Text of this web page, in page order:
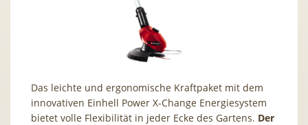
Das leichte und ergonomische Kraftpaket mit dem
innovativen Einhell Power X-Change Energiesystem
bietet volle Flexibilität in jeder Ecke des Gartens. Der